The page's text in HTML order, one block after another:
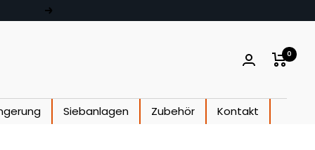
Weiter
0
Siebanlagen Zubehör Kontakt